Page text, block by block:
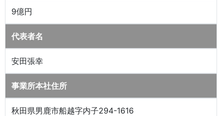
9億円
代表者名
安田張幸
事業所本社住所
秋田県男鹿市船越字内子294-1616